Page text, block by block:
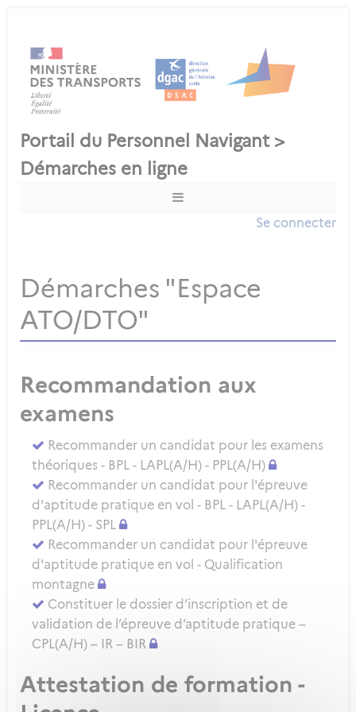
Se connecter
Démarches "Espace
ATO/DTO"
Recommandation aux
examens
Recommander un candidat pour les examens
théoriques - BPL - LAPL(A/H) - PPL(A/H)
Recommander un candidat pour l'épreuve
d'aptitude pratique en vol - BPL - LAPL(A/H) -
PPL(A/H) - SPL
Recommander un candidat pour l'épreuve
d'aptitude pratique en vol - Qualification
montagne
Constituer le dossier d’inscription et de
validation de l’épreuve d’aptitude pratique –
CPL(A/H) – IR – BIR
Attestation de formation -